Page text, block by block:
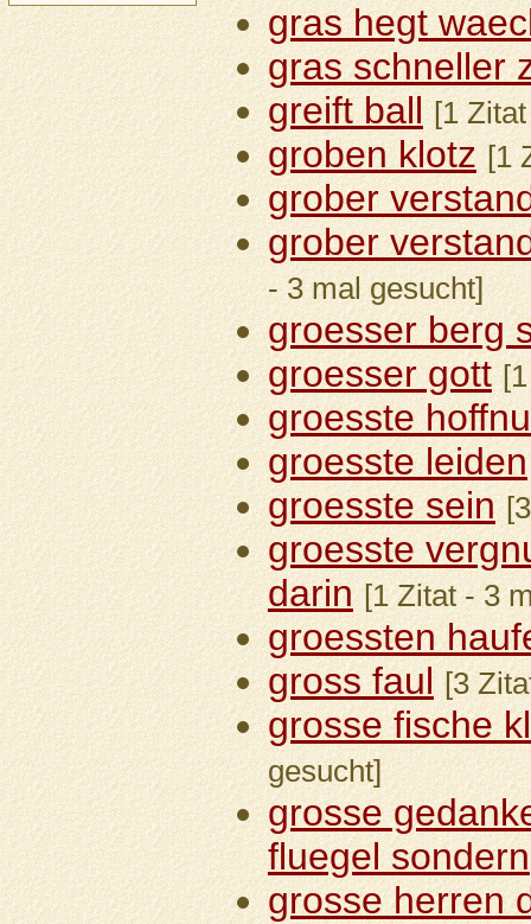
gras hegt
gras schneller
greift ball [1
groben klotz [1
grober
grober
- 3 mal gesucht]
groesser berg
groesser gott
groesste
groesste leiden
groesste sein
groesste
darin [1 Zitat - 3
groessten
gross faul [3
grosse fische
gesucht]
grosse
fluegel sondern
grosse herren